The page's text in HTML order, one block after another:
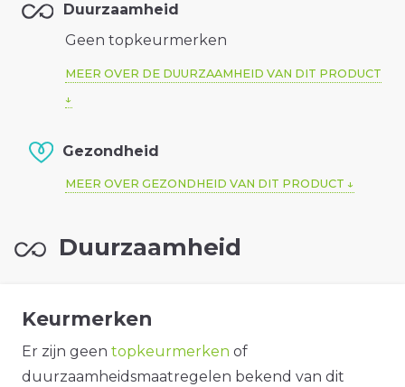
Duurzaamheid
Geen topkeurmerken
MEER OVER DE DUURZAAMHEID VAN DIT PRODUCT
Gezondheid
MEER OVER GEZONDHEID VAN DIT PRODUCT
Duurzaamheid
Keurmerken
Er zijn geen topkeurmerken of
duurzaamheidsmaatregelen bekend van dit